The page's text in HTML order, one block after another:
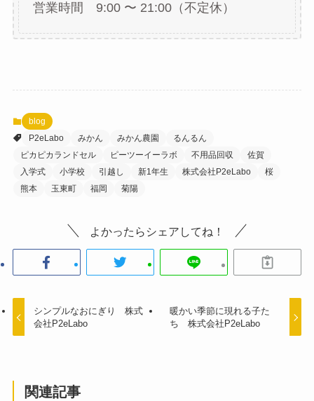
営業時間 9:00 〜 21:00（不定休）
blog
P2eLabo
みかん みかん農園
るんるん
ピカピカランドセル
ピーツーイーラボ 不用品回収
佐賀
入学式
小学校 引越し 新1年生 株式会社P2eLabo
桜
熊本
玉東町 福岡 菊陽
よかったらシェアしてね！
シンプルなおにぎり 株式
会社P2eLabo
暖かい季節に現れる子た
ち 株式会社P2eLabo
関連記事